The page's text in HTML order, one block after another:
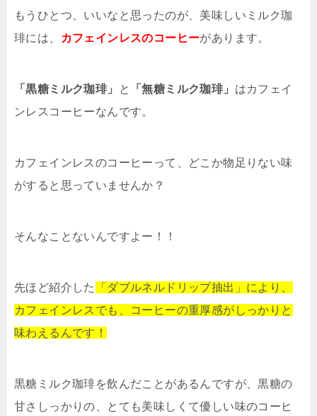
もうひとつ、いいなと思ったのが、美味しいミルク珈
琲には、
カフェインレスのコーヒーがあります。
「黒糖ミルク珈琲」 と 「無糖ミルク珈琲」 はカフェイ
ンレスコーヒーなんです。
カフェインレスのコーヒーって、どこか物足りない味
がすると思っていませんか？
そんなことないんですよー！！
先ほど紹介した
「ダブルネルドリップ抽出」により、
カフェインレスでも、コーヒーの重厚感がしっかりと
味わえるんです！
黒糖ミルク珈琲を飲んだことがあるんですが、黒糖の
甘さしっかりの、とても美味しくて優しい味のコーヒ